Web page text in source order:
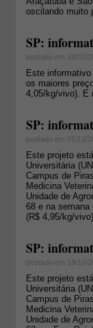
oscilando muito
SP:
postado em 18/02/
Este
os maiores
4,05/kg/vivo). E
SP:
postado em 01/12/
Este projeto
Universitária
Campus de
Medicina
Unidade de
68 e na semana
(R$ 4,95/kg/
SP:
postado em 18/10/
Este projeto
Universitária
Campus de
Medicina
Unidade de